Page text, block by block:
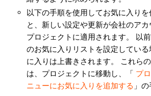
以下の手順を使用してお気に入り
と、新しい設定や更新が会社のア
プロジェクトに適用されます。 以
のお気に入りリストを設定してい
に入りは上書きされます。 これら
は、プロジェクトに移動し、「 プ
ニューにお気に入りを追加する 」